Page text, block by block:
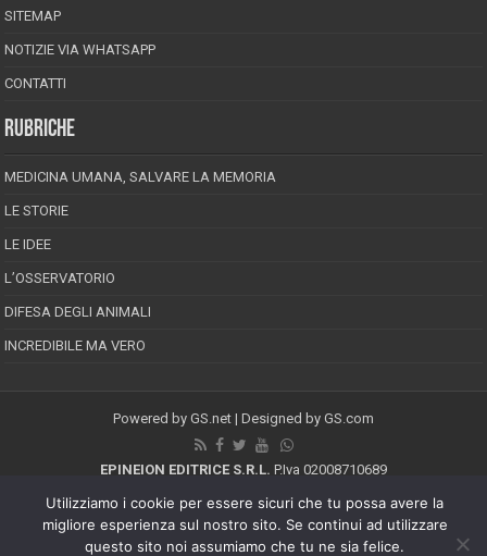
SITEMAP
NOTIZIE VIA WHATSAPP
CONTATTI
RUBRICHE
MEDICINA UMANA, SALVARE LA MEMORIA
LE STORIE
LE IDEE
L’OSSERVATORIO
DIFESA DEGLI ANIMALI
INCREDIBILE MA VERO
Powered by GS.net | Designed by GS.com
EPINEION EDITRICE S.R.L. P.Iva 02008710689
Direttore responsabile: Maurizio Piccinino
Iscrizione al ROC n.22607
Riproduzione riservata © Copyright 2026, All Rights Reserved
Utilizziamo i cookie per essere sicuri che tu possa avere la
migliore esperienza sul nostro sito. Se continui ad utilizzare
questo sito noi assumiamo che tu ne sia felice.